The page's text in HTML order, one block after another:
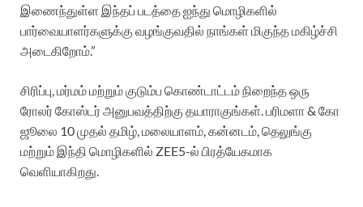
இணைந்துள்ள இந்தப் படத்தை ஐந்து மொழிகளில்
பார்வையாளர்களுக்கு வழங்குவதில் நாங்கள் மிகுந்த மகிழ்ச்சி
அடைகிறோம்.”
சிரிப்பு, மர்மம் மற்றும் குடும்ப கொண்டாட்டம் நிறைந்த ஒரு
ரோலர் கோஸ்டர் அனுபவத்திற்கு தயாராகுங்கள். பரிமளா & கோ
ஜூலை 10 முதல் தமிழ், மலையாளம், கன்னடம், தெலுங்கு
மற்றும் இந்தி மொழிகளில் ZEE5-ல் பிரத்யேகமாக
வெளியாகிறது.